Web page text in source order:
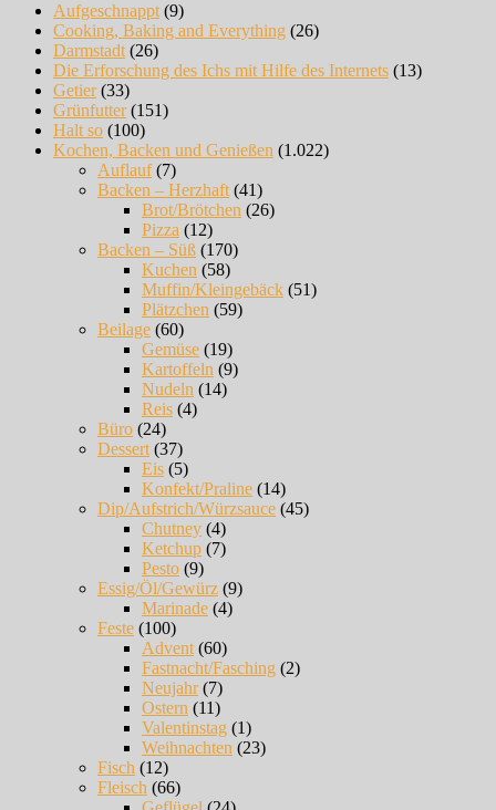
Aufgeschnappt (9)
Cooking, Baking and Everything (26)
Darmstadt (26)
Die Erforschung des Ichs mit Hilfe des Internets (13)
Getier(33)
Grünfutter(151)
Halt so (100)
Kochen, Backen und Genießen (1.022)
Auflauf(7)
Backen – Herzhaft (41)
Brot/Brötchen (26)
Pizza (12)
Backen – Süß (170)
Kuchen (58)
Muffin/Kleingebäck (51)
Plätzchen (59)
Beilage (60)
Gemüse (19)
Kartoffeln (9)
Nudeln (14)
Reis (4)
Büro (24)
Dessert (37)
Eis (5)
Konfekt/Praline (14)
Dip/Aufstrich/Würzsauce (45)
Chutney (4)
Ketchup (7)
Pesto (9)
Essig/Öl/Gewürz (9)
Marinade (4)
Feste (100)
Advent (60)
Fastnacht/Fasching (2)
Neujahr(7)
Ostern (11)
Valentinstag (1)
Weihnachten (23)
Fisch (12)
Fleisch (66)